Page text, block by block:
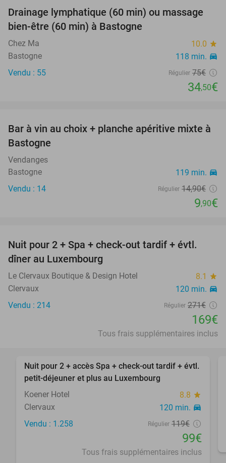
54%
Drainage lymphatique (60 min) ou massage
bien-être (60 min) à Bastogne
Chez Ma 10.0 star
Bastogne 118 min. directions_car
Vendu : 55 Régulier 75€
34,50€
34%
Bar à vin au choix + planche apéritive mixte à
Bastogne
Vendanges
Bastogne
119 min. directions_car
Vendu : 14 Régulier 14,90€
9,90€
38%
Nuit pour 2 + Spa + check-out tardif + évtl.
dîner au Luxembourg
Le Clervaux Boutique & Design Hotel 8.1 star
Clervaux 120 min. directions_car
Vendu : 214 Régulier 271€
169€
Tous frais supplémentaires inclus
17%
Nuit pour 2 + accès Spa + check-out tardif + évtl.
petit-déjeuner et plus au Luxembourg
Koener Hotel
8.8 star
Clervaux 120 min. directions_car
Vendu : 1.258 Régulier 119€
99€
Tous frais supplémentaires inclus